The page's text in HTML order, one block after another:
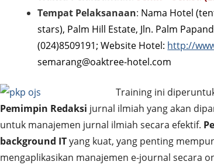
Tempat Pelaksanaan: Nama Hotel
stars), Palm Hill Estate, Jln. Palm
(024)8509191; Website Hotel: http://
semarang@oaktree-hotel.com
Training ini
Pemimpin Redaksi jurnal ilmiah yang akan
untuk manajemen jurnal ilmiah secara efektif.
background ITyang kuat, yang penting
mengaplikasikan manajemen e-journal secara